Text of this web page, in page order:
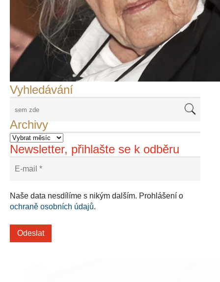
František Skála - film Veřejný prostor
Adriena Šimotová
Richard Štipl v Benátkách
Langweiluv model v Praze
Japanolog Petr Geisler, foto: Petr Šálek
©Frank Kortan,Yellow Shark, portrét Franka Zappy
Nové Svatovítské varhany
Vyhledávání
Archivy
Newsletter, přihlašte se k odběru
Naše data nesdílíme s nikým dalším. Prohlášení o
ochraně osobních údajů.